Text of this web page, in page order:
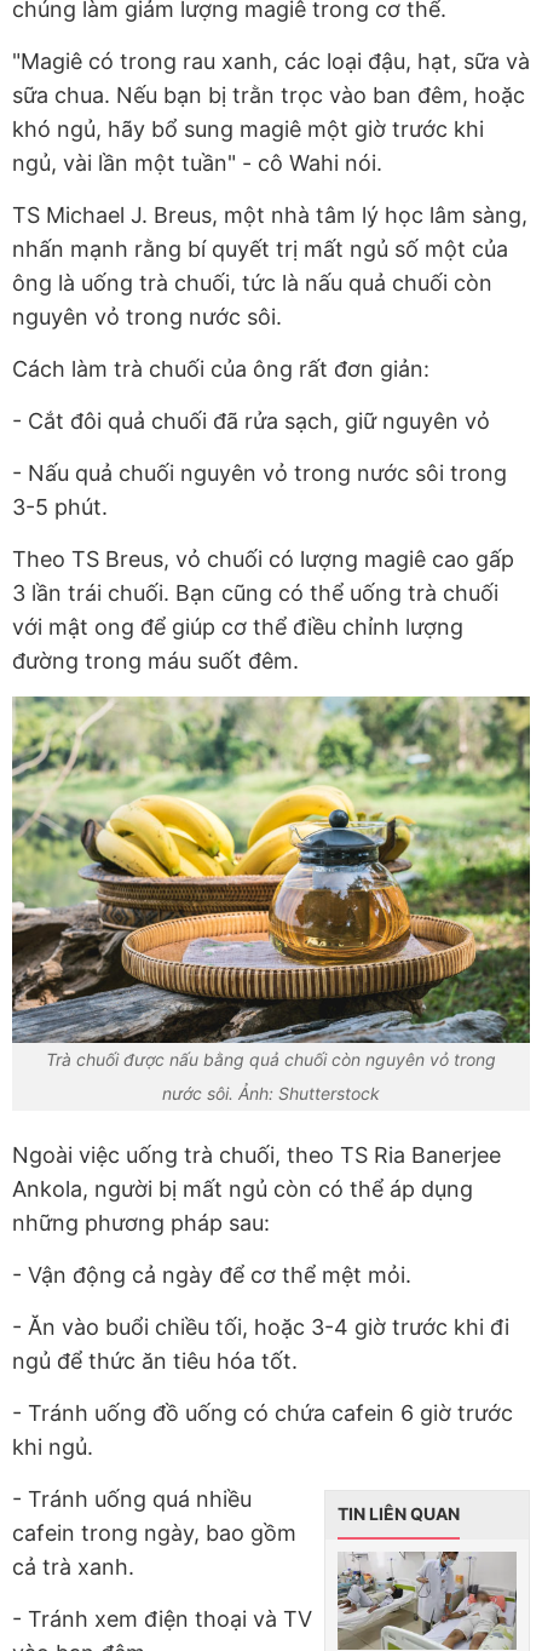
chúng làm giảm lượng magiê trong cơ thể.
"Magiê có trong rau xanh, các loại đậu, hạt, sữa và
sữa chua. Nếu bạn bị trằn trọc vào ban đêm, hoặc
khó ngủ, hãy bổ sung magiê một giờ trước khi
ngủ, vài lần một tuần" - cô Wahi nói.
TS Michael J. Breus, một nhà tâm lý học lâm sàng,
nhấn mạnh rằng bí quyết trị mất ngủ số một của
ông là uống trà chuối, tức là nấu quả chuối còn
nguyên vỏ trong nước sôi.
Cách làm trà chuối của ông rất đơn giản:
- Cắt đôi quả chuối đã rửa sạch, giữ nguyên vỏ
- Nấu quả chuối nguyên vỏ trong nước sôi trong
3-5 phút.
Theo TS Breus, vỏ chuối có lượng magiê cao gấp
3 lần trái chuối. Bạn cũng có thể uống trà chuối
với mật ong để giúp cơ thể điều chỉnh lượng
đường trong máu suốt đêm.
Trà chuối được nấu bằng quả chuối còn nguyên vỏ trong
nước sôi. Ảnh: Shutterstock
Ngoài việc uống trà chuối, theo TS Ria Banerjee
Ankola, người bị mất ngủ còn có thể áp dụng
những phương pháp sau:
- Vận động cả ngày để cơ thể mệt mỏi.
- Ăn vào buổi chiều tối, hoặc 3-4 giờ trước khi đi
ngủ để thức ăn tiêu hóa tốt.
- Tránh uống đồ uống có chứa cafein 6 giờ trước
khi ngủ.
TIN LIÊN QUAN
- Tránh uống quá nhiều
cafein trong ngày, bao gồm
cả trà xanh.
- Tránh xem điện thoại và TV